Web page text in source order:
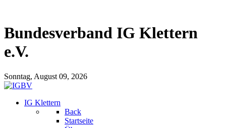
Bundesverband IG Klettern
e.V.
Sonntag, August 09, 2026
IG Klettern
Back
Startseite